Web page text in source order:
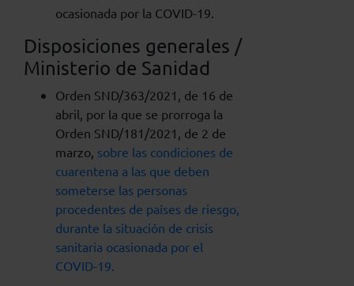
ocasionada por la COVID-19.
Disposiciones generales /
Ministerio de Sanidad
Orden SND/363/2021, de 16 de
abril, por la que se prorroga la
Orden SND/181/2021, de 2 de
marzo, sobre las condiciones de
cuarentena a las que deben
someterse las personas
procedentes de países de riesgo,
durante la situación de crisis
sanitaria ocasionada por el
COVID-19.